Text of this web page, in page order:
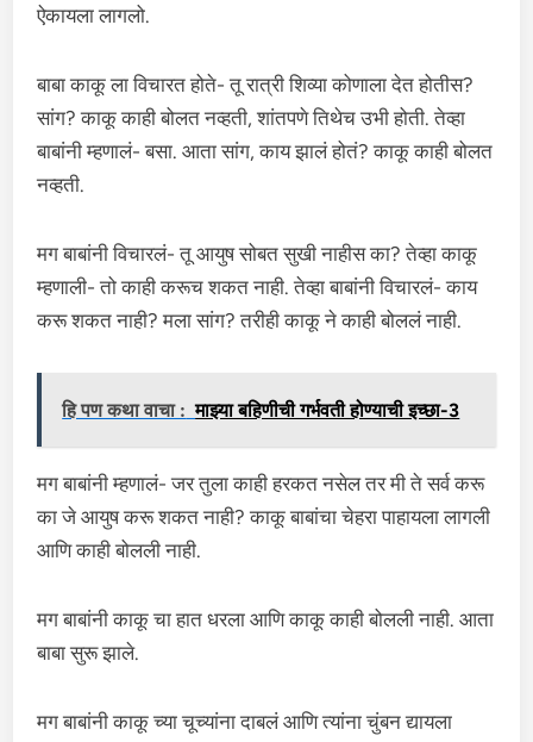
ऐकायला लागलो.
बाबा काकू ला विचारत होते- तू रात्री शिव्या कोणाला देत होतीस?
सांग? काकू काही बोलत नव्हती, शांतपणे तिथेच उभी होती. तेव्हा
बाबांनी म्हणालं- बसा. आता सांग, काय झालं होतं? काकू काही बोलत
नव्हती.
मग बाबांनी विचारलं- तू आयुष सोबत सुखी नाहीस का? तेव्हा काकू
म्हणाली- तो काही करूच शकत नाही. तेव्हा बाबांनी विचारलं- काय
करू शकत नाही? मला सांग? तरीही काकू ने काही बोललं नाही.
हि पण कथा वाचा : माझ्या बहिणीची गर्भवती होण्याची इच्छा-3
मग बाबांनी म्हणालं- जर तुला काही हरकत नसेल तर मी ते सर्व करू
का जे आयुष करू शकत नाही? काकू बाबांचा चेहरा पाहायला लागली
आणि काही बोलली नाही.
मग बाबांनी काकू चा हात धरला आणि काकू काही बोलली नाही. आता
बाबा सुरू झाले.
मग बाबांनी काकू च्या चूच्यांना दाबलं आणि त्यांना चुंबन द्यायला